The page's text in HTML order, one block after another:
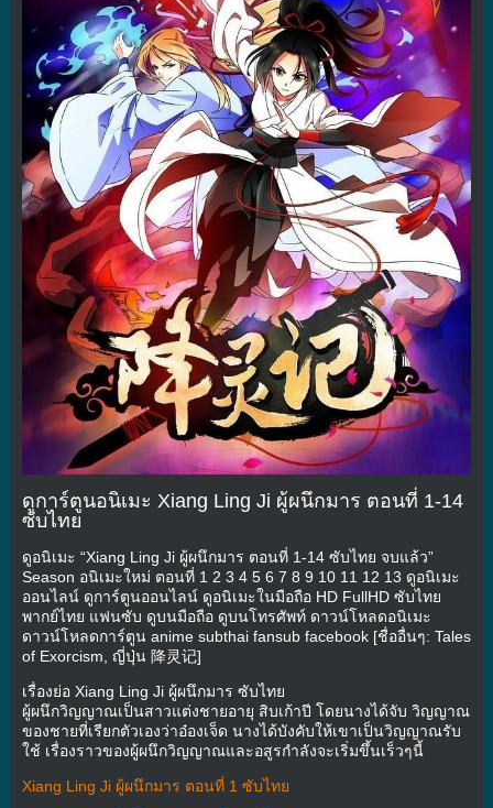
ดูการ์ตูนอนิเมะ Xiang Ling Ji ผู้ผนึกมาร ตอนที่ 1-14
ซับไทย
ดูอนิเมะ “Xiang Ling Ji ผู้ผนึกมาร ตอนที่ 1-14 ซับไทย จบแล้ว”
Season อนิเมะใหม่ ตอนที่ 1 2 3 4 5 6 7 8 9 10 11 12 13 ดูอนิเมะ
ออนไลน์ ดูการ์ตูนออนไลน์ ดูอนิเมะในมือถือ HD FullHD ซับไทย
พากย์ไทย แฟนซับ ดูบนมือถือ ดูบนโทรศัพท์ ดาวน์โหลดอนิเมะ
ดาวน์โหลดการ์ตูน anime subthai fansub facebook [ชื่ออื่นๆ: Tales
of Exorcism, ญี่ปุ่น 降灵记]
เรื่องย่อ Xiang Ling Ji ผู้ผนึกมาร ซับไทย
ผู้ผนึกวิญญาณเป็นสาวแต่งชายอายุ สิบเก้าปี โดยนางได้จับ วิญญาณ
ของชายที่เรียกตัวเองว่าอ๋องเจ็ด นางได้บังคับให้เขาเป็นวิญญาณรับ
ใช้ เรื่องราวของผู้ผนึกวิญญาณและอสูรกำลังจะเริ่มขึ้นเร็วๆนี้
Xiang Ling Ji ผู้ผนึกมาร ตอนที่ 1 ซับไทย